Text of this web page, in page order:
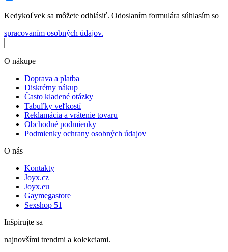
Kedykoľvek sa môžete odhlásiť. Odoslaním formulára súhlasím so
spracovaním osobných údajov.
O nákupe
Doprava a platba
Diskrétny nákup
Často kladené otázky
Tabuľky veľkostí
Reklamácia a vrátenie tovaru
Obchodné podmienky
Podmienky ochrany osobných údajov
O nás
Kontakty
Joyx.cz
Joyx.eu
Gaymegastore
Sexshop 51
Inšpirujte sa
najnovšími trendmi a kolekciami.